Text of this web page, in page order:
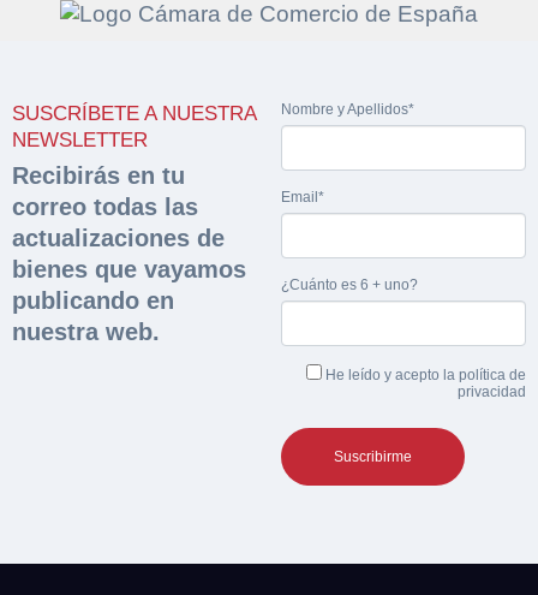
SUSCRÍBETE A NUESTRA
NEWSLETTER
Recibirás en tu
correo todas las
actualizaciones de
bienes que vayamos
publicando en
nuestra web.
Nombre y Apellidos*
Email*
¿Cuánto es 6 + uno?
He leído y acepto la política de
privacidad
Vehículos
Maquinaria Industrial
Equipamiento
CONTACTO
926 25 08 86